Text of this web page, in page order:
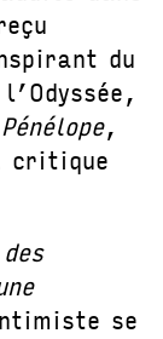
du
,
critique
se